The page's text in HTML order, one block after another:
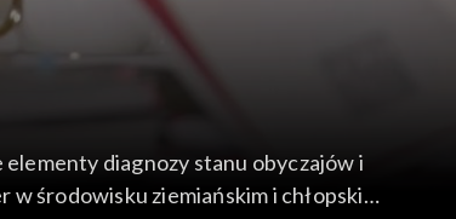
elementy diagnozy stanu obyczajów i
w środowisku ziemiańskim i chłopskim